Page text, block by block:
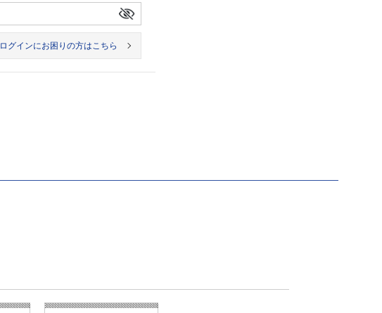
ログインにお困りの方はこちら